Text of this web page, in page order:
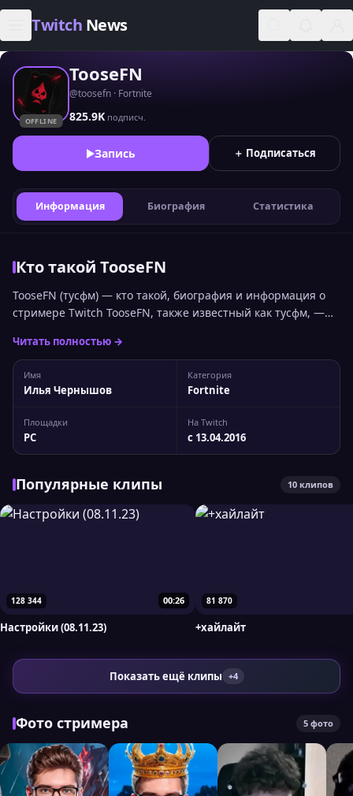
Skip to content
Twitch News
OFFLINE
TooseFN
@toosefn · Fortnite
825.9K подписч.
Запись ＋ Подписаться
Информация Биография Статистика
Кто такой TooseFN
TooseFN (тусфм) — кто такой, биография и информация о
стримере Twitch TooseFN, также известный как тусфм, —
Он стал заметен благодаря высоким результатам в FNCS и
стабильной работе на соревновательной сцене. Его
трансляции отличаются динамикой и аккуратным стилем
игры....
Читать полностью →
Имя
Илья Чернышов
Категория
Fortnite
Площадки
PC
На Twitch
с 13.04.2016
Популярные клипы 10 клипов
00:26
128 344
Настройки (08.11.23)
81 870
+хайлайт
Показать ещё клипы +4
Фото стримера 5 фото